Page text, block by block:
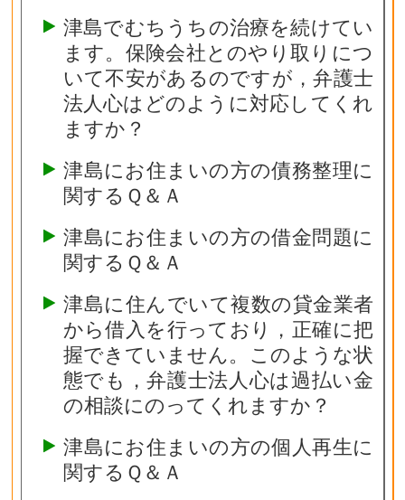
津島でむちうちの治療を続けてい
ます。保険会社とのやり取りにつ
いて不安があるのですが，弁護士
法人心はどのように対応してくれ
ますか？
津島にお住まいの方の債務整理に
関するＱ＆Ａ
津島にお住まいの方の借金問題に
関するＱ＆Ａ
津島に住んでいて複数の貸金業者
から借入を行っており，正確に把
握できていません。このような状
態でも，弁護士法人心は過払い金
の相談にのってくれますか？
津島にお住まいの方の個人再生に
関するＱ＆Ａ